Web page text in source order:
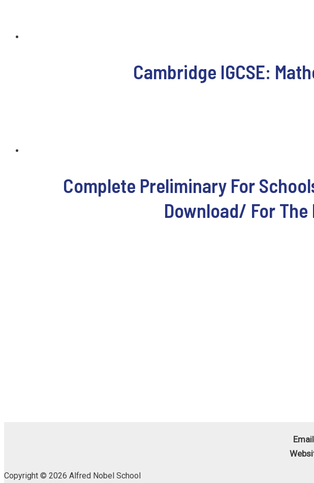
Cambridge IGCSE:
Complete Preliminary For
Download/ For
Copyright © 2026 Alfred Nobel School